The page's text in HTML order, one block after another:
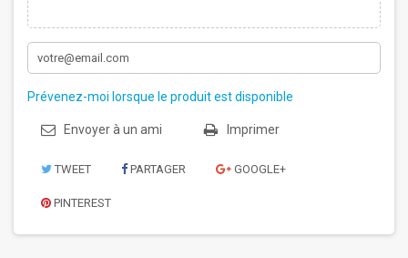
Prévenez-moi lorsque le produit est disponible
Envoyer à un ami Imprimer
TWEET PARTAGER GOOGLE+
PINTEREST